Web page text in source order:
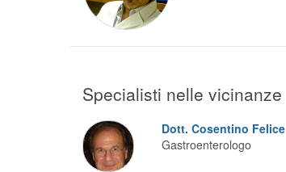
Specialisti nelle vicinanze
Dott. Cosentino Felice
Gastroenterologo